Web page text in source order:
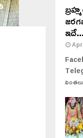
ఇదే...